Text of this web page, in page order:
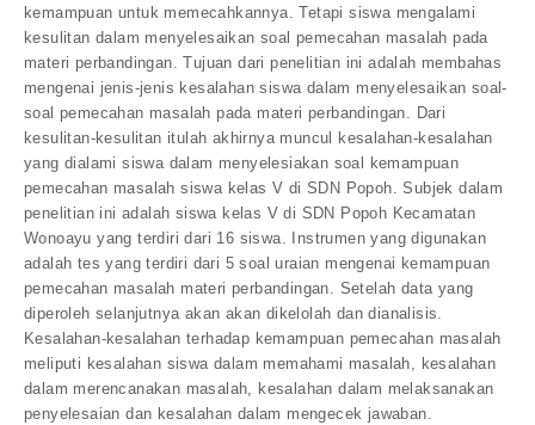
kemampuan untuk memecahkannya. Tetapi siswa mengalami
kesulitan dalam menyelesaikan soal pemecahan masalah pada
materi perbandingan. Tujuan dari penelitian ini adalah membahas
mengenai jenis-jenis kesalahan siswa dalam menyelesaikan soal-
soal pemecahan masalah pada materi perbandingan. Dari
kesulitan-kesulitan itulah akhirnya muncul kesalahan-kesalahan
yang dialami siswa dalam menyelesiakan soal kemampuan
pemecahan masalah siswa kelas V di SDN Popoh. Subjek dalam
penelitian ini adalah siswa kelas V di SDN Popoh Kecamatan
Wonoayu yang terdiri dari 16 siswa. Instrumen yang digunakan
adalah tes yang terdiri dari 5 soal uraian mengenai kemampuan
pemecahan masalah materi perbandingan. Setelah data yang
diperoleh selanjutnya akan akan dikelolah dan dianalisis.
Kesalahan-kesalahan terhadap kemampuan pemecahan masalah
meliputi kesalahan siswa dalam memahami masalah, kesalahan
dalam merencanakan masalah, kesalahan dalam melaksanakan
penyelesaian dan kesalahan dalam mengecek jawaban.